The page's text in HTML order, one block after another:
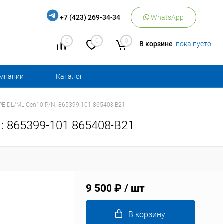
+7 (423) 269-34-34 WhatsApp
0 0 0 В корзине пока пусто
Каталог
DL/ML Gen10 P/N: 865399-101 865408-B21
101 865408-B21
9 500 ₽ / шт
В корзину